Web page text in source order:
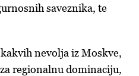
saveznika, te
nevolja iz Moskve,
regionalnu dominaciju,